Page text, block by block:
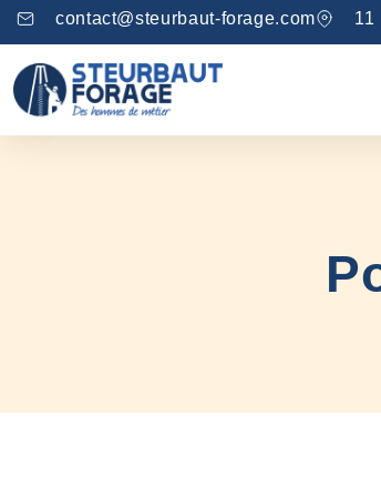
contact@steurbaut-forage.com 11